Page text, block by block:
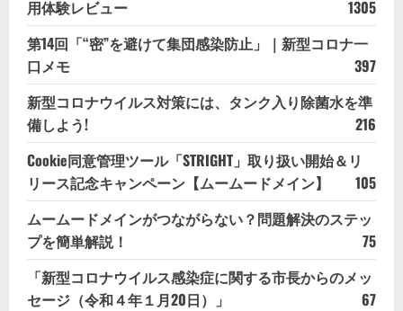
用体験レビュー
1305
第14回「“密”を避けて集団感染防止」｜新型コロナ一
口メモ
397
新型コロナウイルス対策には、タンク入り除菌水を準
備しよう!
216
Cookie同意管理ツール「STRIGHT」取り扱い開始＆リ
リース記念キャンペーン【ムームードメイン】
105
ムームードメインがつながらない？問題解決のステッ
プを簡単解説！
75
「新型コロナウイルス感染症に関する市長からのメッ
セージ（令和４年１月20日）」
67